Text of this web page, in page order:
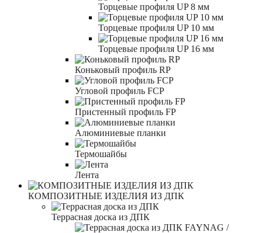
Торцевые профиля UP 8 мм
Торцевые профиля UP 10 мм
Торцевые профиля UP 16 мм
Коньковый профиль RP
Угловой профиль FCP
Пристенный профиль FP
Алюминиевые планки
Термошайбы
Лента
КОМПОЗИТНЫЕ ИЗДЕЛИЯ ИЗ ДПК
Террасная доска из ДПК